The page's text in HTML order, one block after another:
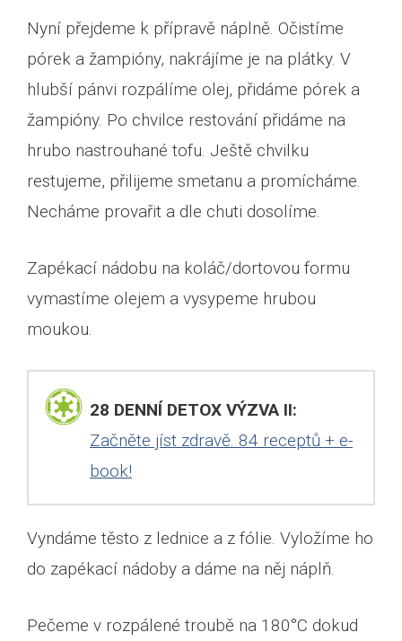
Nyní přejdeme k přípravě náplně. Očistíme
pórek a žampióny, nakrájíme je na plátky. V
hlubší pánvi rozpálíme olej, přidáme pórek a
žampióny. Po chvilce restování přidáme na
hrubo nastrouhané tofu. Ještě chvilku
restujeme, přilijeme smetanu a promícháme.
Necháme provařit a dle chuti dosolíme.
Zapékací nádobu na koláč/dortovou formu
vymastíme olejem a vysypeme hrubou
moukou.
28 DENNÍ DETOX VÝZVA II:
Začněte jíst zdravě. 84 receptů + e-
book!
Vyndáme těsto z lednice a z fólie. Vyložíme ho
do zapékací nádoby a dáme na něj náplň.
Pečeme v rozpálené troubě na 180°C dokud